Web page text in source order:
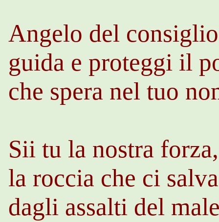
Angelo del
guida e proteggi il
che spera nel tuo
Sii tu la nostra forza,
la roccia che ci salva
dagli assalti del